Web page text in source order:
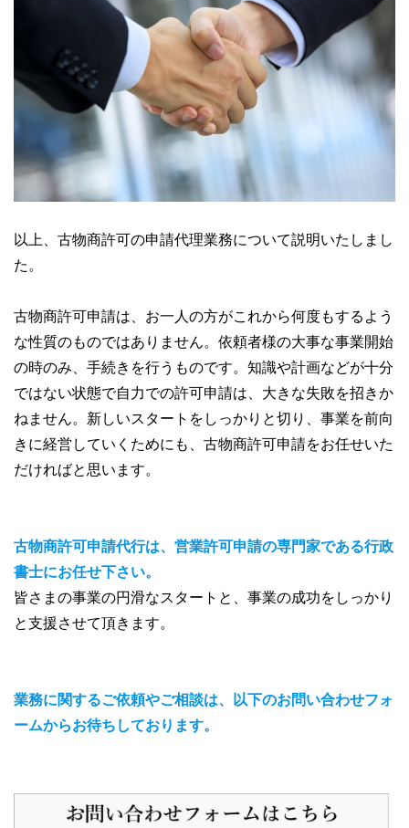
以上、古物商許可の申請代理業務について説明いたしまし
た。
古物商許可申請は、お一人の方がこれから何度もするよう
な性質のものではありません。依頼者様の大事な事業開始
の時のみ、手続きを行うものです。知識や計画などが十分
ではない状態で自力での許可申請は、大きな失敗を招きか
ねません。新しいスタートをしっかりと切り、事業を前向
きに経営していくためにも、古物商許可申請をお任せいた
だければと思います。
古物商許可申請代行は、営業許可申請の専門家である行政
書士にお任せ下さい。
皆さまの事業の円滑なスタートと、事業の成功をしっかり
と支援させて頂きます。
業務に関するご依頼やご相談は、以下のお問い合わせフォ
ームからお待ちしております。